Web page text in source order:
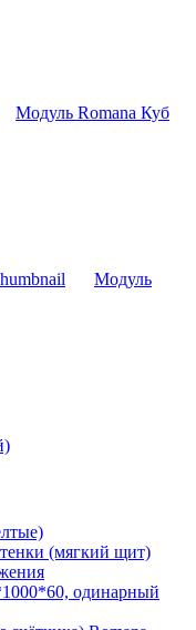
Модуль Romana Куб
Модуль
(мягкий щит)
одинарный